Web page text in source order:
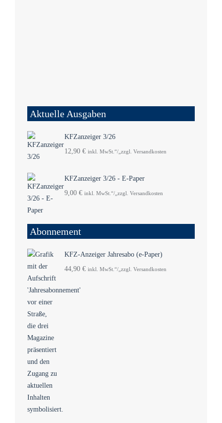
Aktuelle Ausgaben
KFZanzeiger 3/26
12,90 € inkl. MwSt.“/„zzgl. Versandkosten
KFZanzeiger 3/26 - E-Paper
9,00 € inkl. MwSt.“/„zzgl. Versandkosten
Abonnement
KFZ-Anzeiger Jahresabo (e-Paper)
44,90 € inkl. MwSt.“/„zzgl. Versandkosten